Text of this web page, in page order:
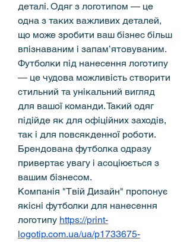
деталі. Одяг з логотипом — це
одна з таких важливих деталей,
що може зробити ваш бізнес більш
впізнаваним і запам’ятовуваним.
Футболки під нанесення логотипу
— це чудова можливість створити
стильний та унікальний вигляд
для вашої команди. Такий одяг
підійде як для офіційних заходів,
так і для повсякденної роботи.
Брендована футболка одразу
привертає увагу і асоціюється з
вашим бізнесом.
Компанія "Твій Дизайн" пропонує
якісні футболки для нанесення
логотипу https://print-
logotip.com.ua/ua/p1733675-